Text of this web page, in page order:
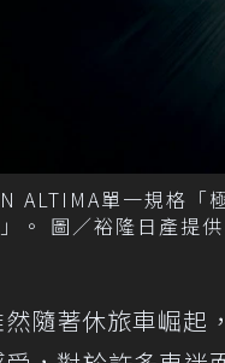
ALTIMA單一規格「
。 圖／裕隆日產提供
隨著休旅車崛起